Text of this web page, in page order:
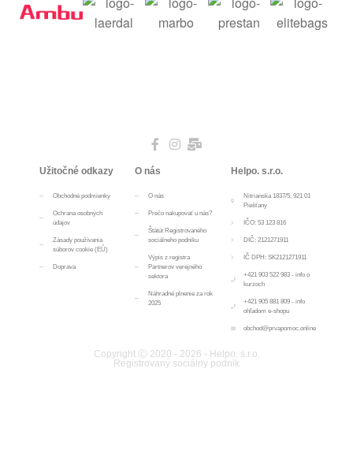
Užitočné odkazy
Obchodné podmienky
Ochrana osobných
údajov
Zásady používania
súborov cookie (EÚ)
Doprava
O nás
O nás
Prečo nakupovať u nás?
Štátút Registrovaného
sociálneho podniku
Výpis z registra
Partnerov verejného
sektora
Náhradné plnenie za rok
2025
Helpo. s.r.o.
Nitrianska 1837/5, 921 01
Piešťany
IČO: 53 123 816
DIČ: 2121271911
IČ DPH: SK2121271911
+421 903 522 983 - info o
kurzoch
+421 905 881 809 - info
ohľadom e-shopu
obchod@prvapomoc.online
Copyright Ⓒ 2020 - 2026 - Helpo. s.r.o.
Registrovaný sociálny podnik